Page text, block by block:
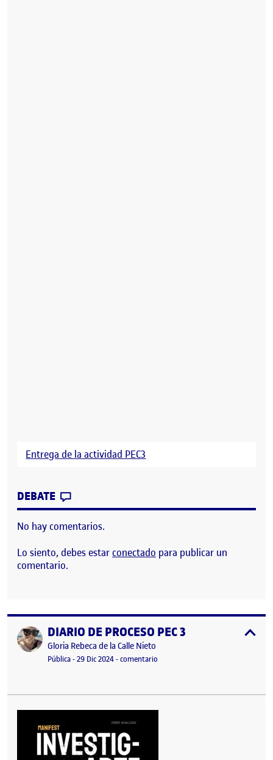
Entrega de la actividad PEC3
DEBATE
No hay comentarios.
Lo siento, debes estarconectado para publicar un
comentario.
Publicado porDIARIO DE PROCESO PEC 3
Publicado por
Gloria Rebeca de la Calle Nieto
Visibilidad:
Pública-Fecha de publicación
29 Dic 202423 septiembre, 2025 7:29 pm
-comentario